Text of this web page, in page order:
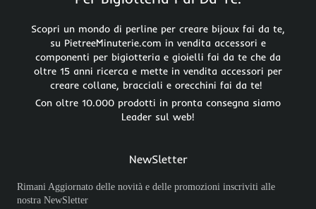
Scopri un mondo di perline per creare bijoux fai da te,
su PietreeMinuterie.com in vendita accessori e
componenti per bigiotteria e gioielli fai da te che da
oltre 15 anni ricerca e mette in vendita accessori per
creare collane, bracciali e orecchini fai da te!
Con oltre 10.000 prodotti in pronta consegna siamo
Leader sul web!
NewSletter
Rimani Aggiornato delle novità e delle promozioni inscriviti alle
nostra NewSletter